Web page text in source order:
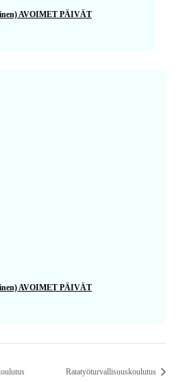
AVOIMET PÄIVÄT
AVOIMET PÄIVÄT
Ratatyöturvallisuuskoulutus